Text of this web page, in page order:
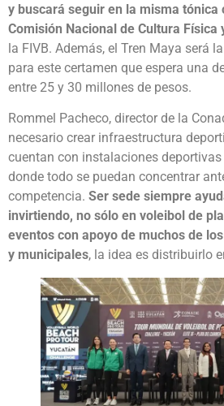
y buscará seguir en la misma tónica
Comisión Nacional de Cultura Física
la FIVB. Además, el Tren Maya será
para este certamen que espera una
entre 25 y 30 millones de pesos.
Rommel Pacheco, director de la
necesario crear infraestructura
cuentan con instalaciones
donde todo se puedan concentrar
competencia. Ser sede siempre
invirtiendo, no sólo en voleibol de
eventos con apoyo de muchos de
y municipales, la idea es distribuirlo